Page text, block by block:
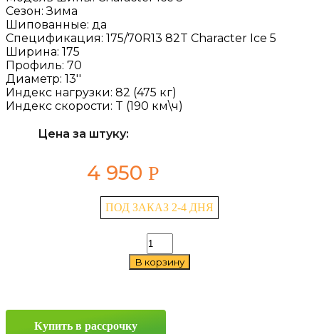
Сезон:Зима
Шипованные: да
Спецификация: 175/70R13 82T Character Ice 5
Ширина: 175
Профиль: 70
Диаметр: 13''
Индекс нагрузки: 82 (475 кг)
Индекс скорости: T (190 км\ч)
Цена за штуку:
4 950 Р
ПОД ЗАКАЗ 2-4 ДНЯ
Количество
товара
Ikon
175/70
В корзину
Купить в рассрочку